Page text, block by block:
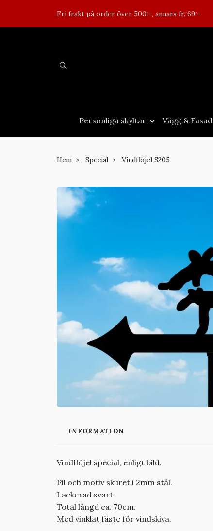
Fri frakt på order över 500:-, annars fr. 69:-
Personliga skyltar Vägg & Fasad
Hem Special Vindflöjel S205
INFORMATION
Vindflöjel special, enligt bild.
Pil och motiv skuret i 2mm stål.
Lackerad svart.
Total längd ca. 70cm.
Med vinklat fäste för vindskiva.